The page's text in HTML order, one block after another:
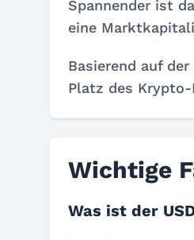
Spannender ist
eine
Basierend auf
Platz des
Wichtige
Was ist der